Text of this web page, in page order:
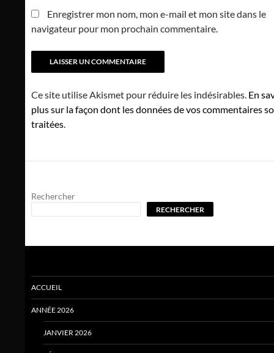
Enregistrer mon nom, mon e-mail et mon site dans le
navigateur pour mon prochain commentaire.
Ce site utilise Akismet pour réduire les indésirables. En
plus sur la façon dont les données de vos commentaires
traitées.
Rechercher
RECHERCHER
ACCUEIL
ANNÉE 2026
JANVIER 2026